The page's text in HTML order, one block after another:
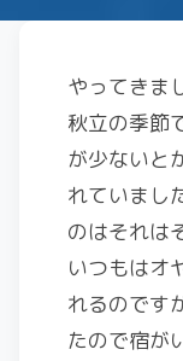
やってきま
秋立の季節
が少ないと
れていまし
のはそれは
いつもはオ
れるのです
たので宿が